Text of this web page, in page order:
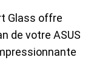
Glass offre
de votre ASUS